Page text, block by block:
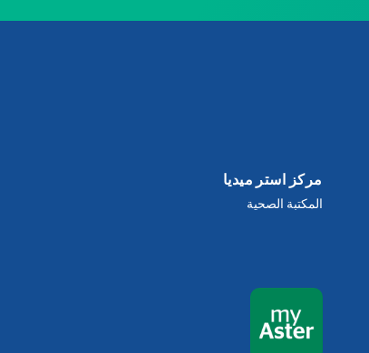
مركز استر ميديا
المكتبة الصحية